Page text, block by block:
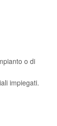
o di
impiegati.